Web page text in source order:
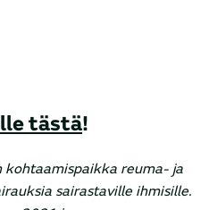
tästä!
kohtaamispaikka reuma- ja
sairastaville ihmisille.